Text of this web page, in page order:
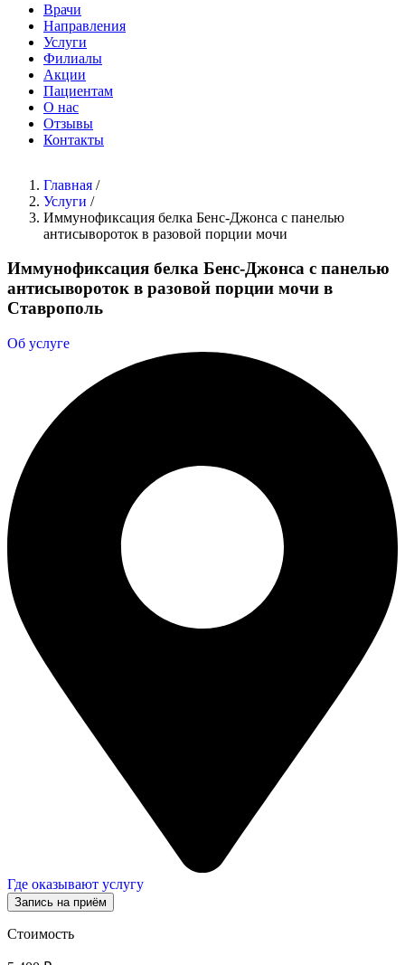
Врачи
Направления
Услуги
Филиалы
Акции
Пациентам
О нас
Отзывы
Контакты
Главная /
Услуги /
Иммунофиксация белка Бенс-Джонса с панелью
антисывороток в разовой порции мочи
Иммунофиксация белка Бенс-Джонса с панелью
антисывороток в разовой порции мочи в
Ставрополь
Об услуге
Где оказывают услугу
Запись на приём
Стоимость